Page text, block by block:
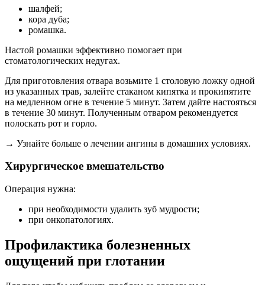
шалфей;
кора дуба;
ромашка.
Настой ромашки эффективно помогает при
стоматологических недугах.
Для приготовления отвара возьмите 1 столовую ложку одной
из указанных трав, залейте стаканом кипятка и прокипятите
на медленном огне в течение 5 минут. Затем дайте настояться
в течение 30 минут. Полученным отваром рекомендуется
полоскать рот и горло.
→ Узнайте больше о лечении ангины в домашних условиях.
Хирургическое вмешательство
Операция нужна:
при необходимости удалить зуб мудрости;
при онкопатологиях.
Профилактика болезненных
ощущений при глотании